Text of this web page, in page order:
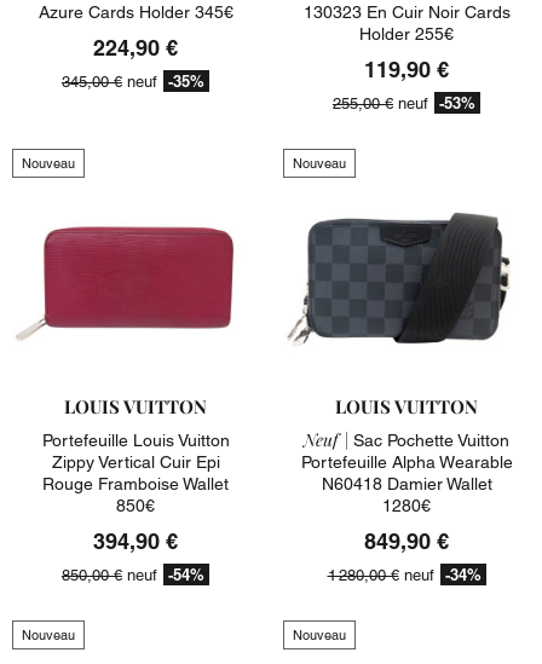
Azure Cards Holder 345€
224,90 €
345,00 € neuf -35%
130323 En Cuir Noir Cards
Holder 255€
119,90 €
255,00 € neuf -53%
Nouveau
LOUIS VUITTON
Portefeuille Louis Vuitton
Zippy Vertical Cuir Epi
Rouge Framboise Wallet
850€
394,90 €
850,00 € neuf -54%
Nouveau
LOUIS VUITTON
Neuf | Sac Pochette Vuitton
Portefeuille Alpha Wearable
N60418 Damier Wallet
1280€
849,90 €
1 280,00 €neuf -34%
Nouveau Nouveau